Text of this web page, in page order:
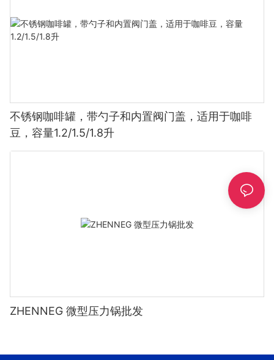
不锈钢咖啡罐，带勺子和内置阀门盖，适用于咖啡
豆，容量1.2/1.5/1.8升
ZHENNEG 微型压力锅批发